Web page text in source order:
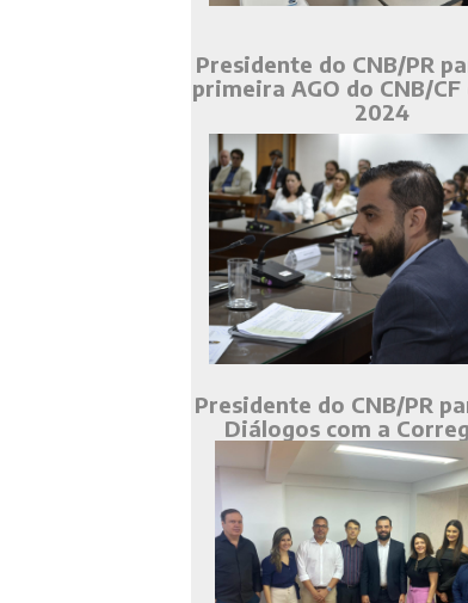
Presidente do CNB/PR
primeira AGO do CNB/
2024
Presidente do CNB/PR
Diálogos com a